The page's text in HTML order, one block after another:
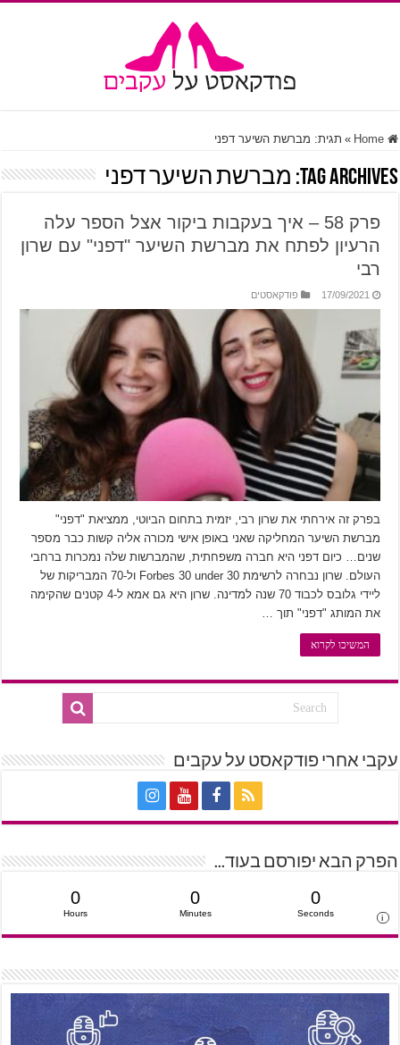
Home
» תגית: מברשת השיער דפני
Tag Archives: מברשת השיער דפני
פרק 58 – איך בעקבות ביקור אצל הספר עלה
הרעיון לפתח את מברשת השיער "דפני" עם שרון
רבי
17/09/2021 פודקאסטים
בפרק זה אירחתי את שרון רבי, יזמית בתחום הביוטי, ממציאת "דפני"
מברשת השיער המחליקה שאני באופן אישי מכורה אליה קשות כבר מספר
שנים… כיום דפני היא חברה משפחתית, שהמברשות שלה נמכרות ברחבי
העולם. שרון נבחרה לרשימת Forbes 30 under 30 ול-70 המבריקות של
ליידי גלובס לכבוד 70 שנה למדינה. שרון היא גם אמא ל-4 קטנים שהקימה
את המותג "דפני" תוך …
המשיכו לקרוא
עקבי אחרי פודקאסט על עקבים
הפרק הבא יפורסם בעוד...
0
Hours
0
Minutes
0
Seconds i